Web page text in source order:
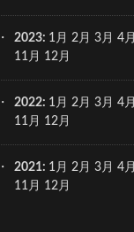
2023: 1月 2月 3月 4月
11月
12月
2022: 1月 2月 3月 4月
11月
12月
2021: 1月 2月 3月 4月
11月
12月